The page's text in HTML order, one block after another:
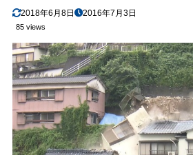
2018年6月8日 2016年7月3日
85 views